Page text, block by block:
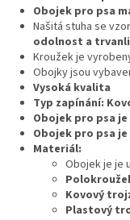
Obojek pro psa
Našitá stuha se
odolnost a
Kroužek je
Obojky jsou
Vysoká kvalita
Typ zapínání:
Obojek pro psa
Obojek pro psa
Materiál:
Obojek je je
Kovový
Plastový